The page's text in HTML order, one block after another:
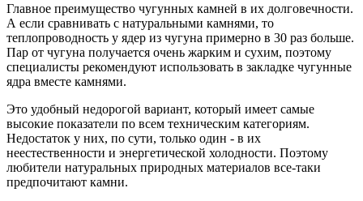
Главное преимущество чугунных камней в их долговечности.
А если сравнивать с натуральными камнями, то
теплопроводность у ядер из чугуна примерно в 30 раз больше.
Пар от чугуна получается очень жарким и сухим, поэтому
специалисты рекомендуют использовать в закладке чугунные
ядра вместе камнями.
Это удобный недорогой вариант, который имеет самые
высокие показатели по всем техническим категориям.
Недостаток у них, по сути, только один - в их
неестественности и энергетической холодности. Поэтому
любители натуральных природных материалов все-таки
предпочитают камни.